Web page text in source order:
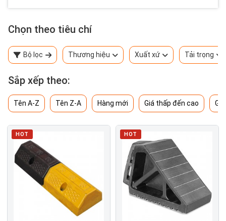
Chọn theo tiêu chí
Bộ lọc Thương hiệu Xuất xứ Tải trọng
Sắp xếp theo:
Tên A-Z Tên Z-A Hàng mới Giá thấp đến cao
HOT HOT